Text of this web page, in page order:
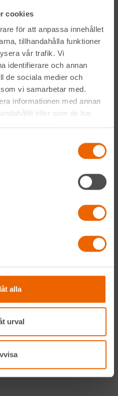
cookies
för att anpassa innehållet
tillhandahålla funktioner
vår trafik. Vi
identifierare och annan
de sociala medier och
vi samarbetar med.
informationen med annan
eller som de har
alla
urval
godkänner jag